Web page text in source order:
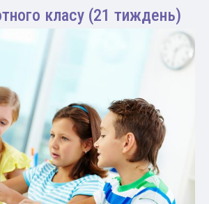
класу (21 тиждень)